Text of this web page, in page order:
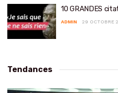
10 GRANDES
ADMIN 29 OCTOBRE
Tendances